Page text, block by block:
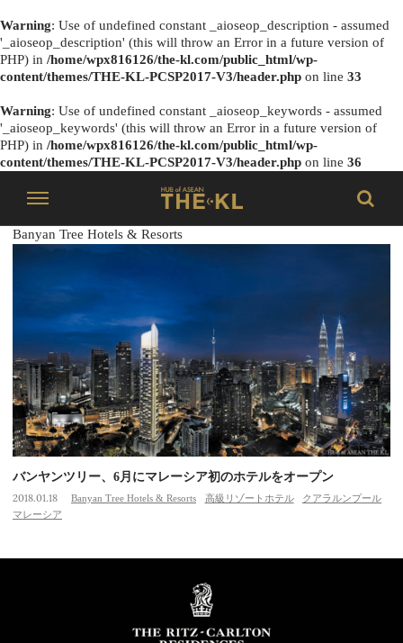
Warning: Use of undefined constant _aioseop_description - assumed
'_aioseop_description' (this will throw an Error in a future version of
PHP) in /home/wpx816126/the-kl.com/public_html/wp-
content/themes/THE-KL-PCSP2017-V3/header.php on line 33
Warning: Use of undefined constant _aioseop_keywords - assumed
'_aioseop_keywords' (this will throw an Error in a future version of
PHP) in /home/wpx816126/the-kl.com/public_html/wp-
content/themes/THE-KL-PCSP2017-V3/header.php on line 36
Banyan Tree Hotels & Resorts
バンヤンツリー、6月にマレーシア初のホテルをオープン
2018.01.18 Banyan Tree Hotels & Resorts 高級リゾートホテル
クアラルンプール
マレーシア